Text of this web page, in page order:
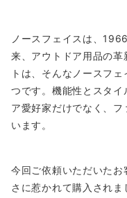
ノースフェイスは、
来、アウトドア用品の
トは、そんなノースフ
つです。機能性とスタ
ア愛好家だけでなく、
います。
今回ご依頼いただいた
さに惹かれて購入され